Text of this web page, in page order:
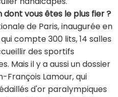
dont vous êtes le plus fier ?
de Paris, inaugurée en
compte 300 lits, 14 salles
des sportifs
Mais il y a aussi un dossier
François Lamour, qui
d'or paralympiques